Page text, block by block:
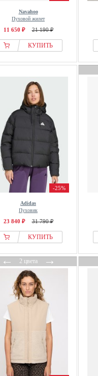
Navahoo
Пуховой жилет
11 650 ₽ 21 190 ₽
КУПИТЬ
-25%
Adidas
Пуховик
23 840 ₽ 31 790 ₽
КУПИТЬ
←2 цвета→